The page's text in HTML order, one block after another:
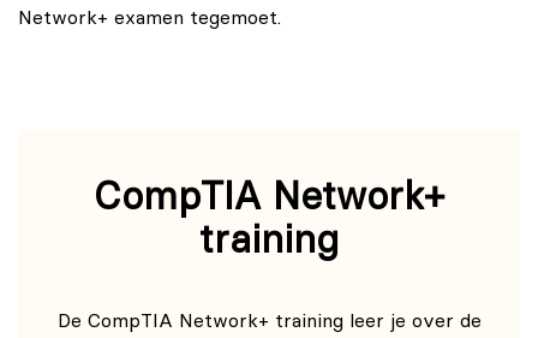
Network+ examen tegemoet.
CompTIA Network+
training
De CompTIA Network+ training leer je over de